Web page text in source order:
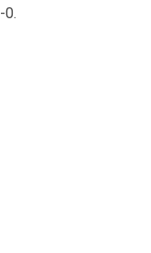
0.